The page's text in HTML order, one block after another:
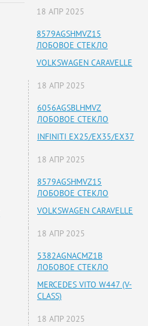
18 АПР 2025
8579AGSHMVZ15
ЛОБОВОЕ СТЕКЛО
VOLKSWAGEN CARAVELLE
18 АПР 2025
6056AGSBLHMVZ
ЛОБОВОЕ СТЕКЛО
INFINITI EX25/EX35/EX37
18 АПР 2025
8579AGSHMVZ15
ЛОБОВОЕ СТЕКЛО
VOLKSWAGEN CARAVELLE
18 АПР 2025
5382AGNACMZ1B
ЛОБОВОЕ СТЕКЛО
MERCEDES VITO W447 (V-
CLASS)
18 АПР 2025